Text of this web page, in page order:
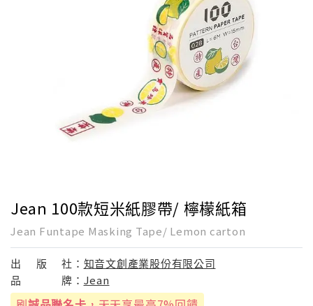
Jean 100款短米紙膠帶/ 檸檬紙箱
Jean Funtape Masking Tape/ Lemon carton
出 版 社： 知音文創產業股份有限公司
品
牌： Jean